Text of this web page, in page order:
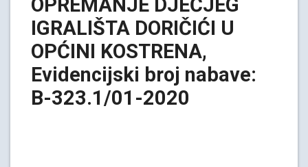
OPREMANJE DJEČJEG
IGRALIŠTA DORIČIĆI U
OPĆINI KOSTRENA,
Evidencijski broj nabave:
B-323.1/01-2020